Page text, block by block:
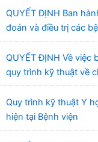
QUYẾT ĐỊNH Ban
đoán và điều trị các
truyền và Phục hồi
QUYẾT ĐỊNH Về việc
quy trình kỹ thuật về
quang”
Quy trình kỹ thuật Y
hiện tại Bệnh viện